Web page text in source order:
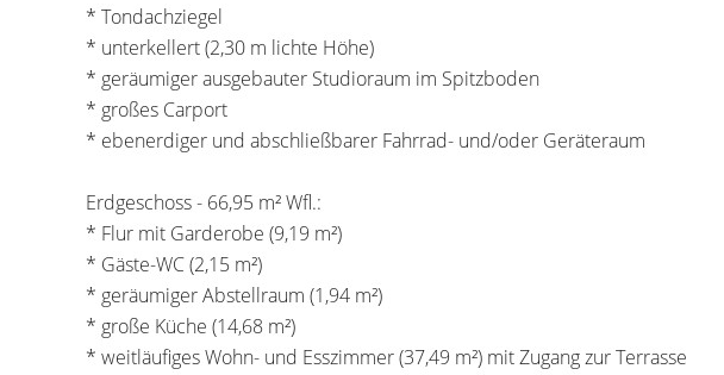
* Tondachziegel
* unterkellert (2,30 m lichte Höhe)
* geräumiger ausgebauter Studioraum im Spitzboden
* großes Carport
* ebenerdiger und abschließbarer Fahrrad- und/oder Geräteraum
Erdgeschoss - 66,95 m² Wfl.:
* Flur mit Garderobe (9,19 m²)
* Gäste-WC (2,15 m²)
* geräumiger Abstellraum (1,94 m²)
* große Küche (14,68 m²)
* weitläufiges Wohn- und Esszimmer (37,49 m²) mit Zugang zur Terrasse